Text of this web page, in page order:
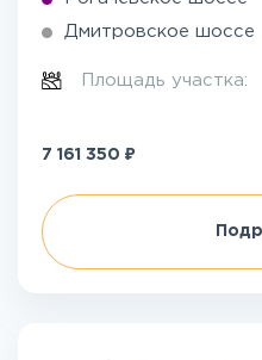
Дмитровское шоссе
Площадь участка:
7 161 350 ₽